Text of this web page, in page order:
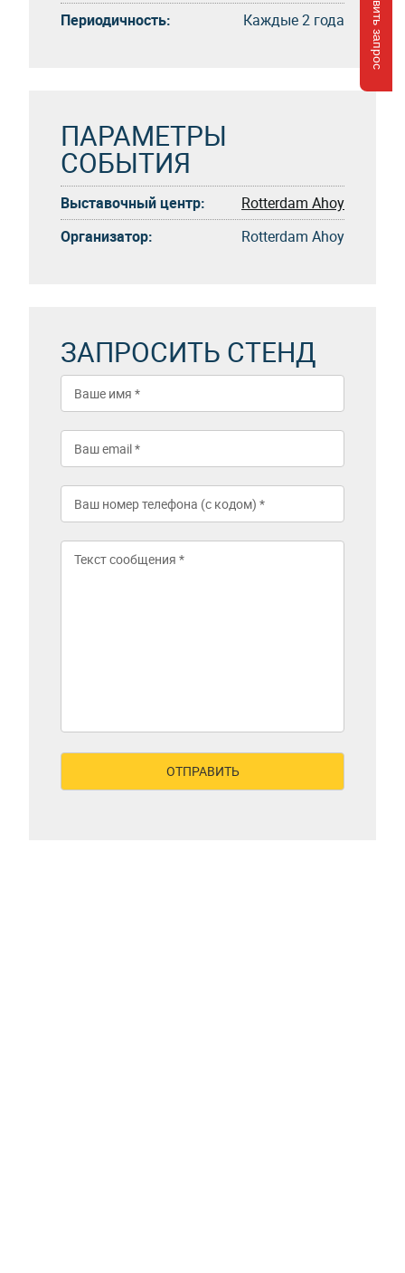
Периодичность: Каждые 2 года
ПАРАМЕТРЫ
СОБЫТИЯ
Выставочный центр:
Rotterdam Ahoy
Организатор:
Rotterdam Ahoy
ЗАПРОСИТЬ СТЕНД